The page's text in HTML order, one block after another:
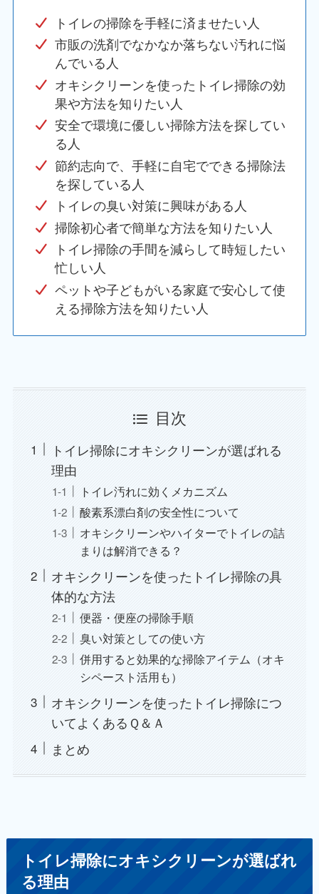
トイレの掃除を手軽に済ませたい人
市販の洗剤でなかなか落ちない汚れに悩
んでいる人
オキシクリーンを使ったトイレ掃除の効
果や方法を知りたい人
安全で環境に優しい掃除方法を探してい
る人
節約志向で、手軽に自宅でできる掃除法
を探している人
トイレの臭い対策に興味がある人
掃除初心者で簡単な方法を知りたい人
トイレ掃除の手間を減らして時短したい
忙しい人
ペットや子どもがいる家庭で安心して使
える掃除方法を知りたい人
目次
トイレ掃除にオキシクリーンが選ばれる
理由
トイレ汚れに効くメカニズム
酸素系漂白剤の安全性について
オキシクリーンやハイターでトイレの詰
まりは解消できる？
オキシクリーンを使ったトイレ掃除の具
体的な方法
便器・便座の掃除手順
臭い対策としての使い方
併用すると効果的な掃除アイテム（オキ
シペースト活用も）
オキシクリーンを使ったトイレ掃除につ
いてよくあるＱ＆Ａ
まとめ
トイレ掃除にオキシクリーンが選ばれ
る理由